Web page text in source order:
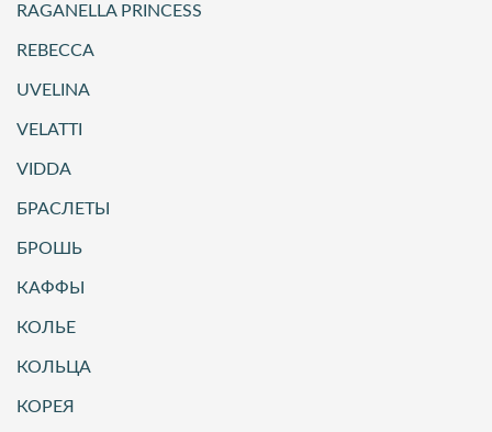
RAGANELLA PRINCESS
REBECCA
UVELINA
VELATTI
VIDDA
БРАСЛЕТЫ
БРОШЬ
КАФФЫ
КОЛЬЕ
КОЛЬЦА
КОРЕЯ